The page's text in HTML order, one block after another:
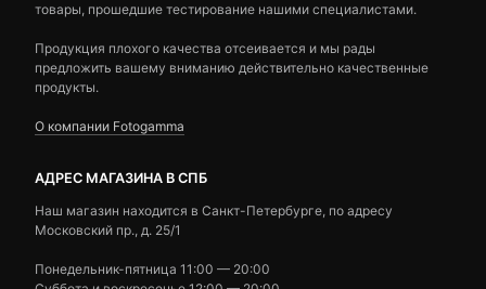
товары, прошедшие тестирование нашими специалистами.
Продукция плохого качества отсеивается и мы рады
предложить вашему вниманию действительно качественные
продукты.
О компании Fotogamma
АДРЕС МАГАЗИНА В СПБ
Наш магазин находится в Санкт-Петербурге, по адресу
Московский пр., д. 25/1
Понедельник-пятница 11:00 — 20:00